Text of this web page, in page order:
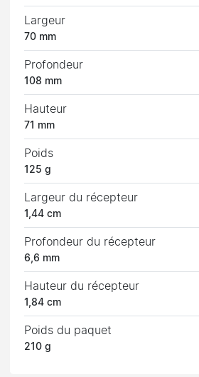
Largeur
70 mm
Profondeur
108 mm
Hauteur
71 mm
Poids
125 g
Largeur du récepteur
1,44 cm
Profondeur du récepteur
6,6 mm
Hauteur du récepteur
1,84 cm
Poids du paquet
210 g